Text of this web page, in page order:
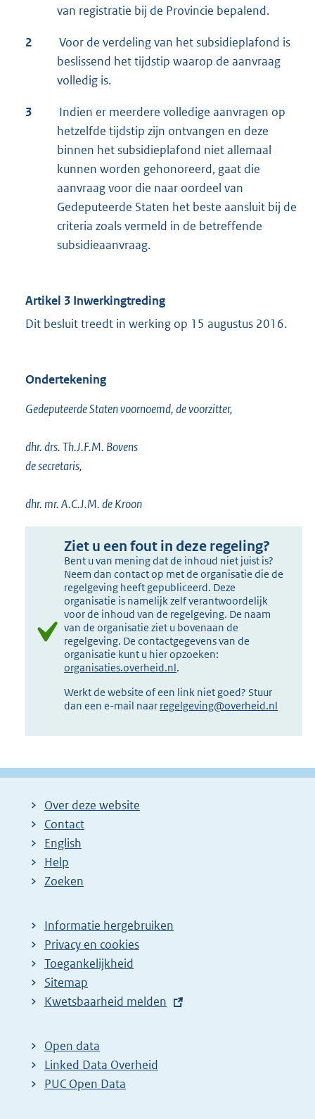
van registratie bij de Provincie bepalend.
2
Voor de verdeling van het subsidieplafond is
beslissend het tijdstip waarop de aanvraag
volledig is.
3
Indien er meerdere volledige aanvragen op
hetzelfde tijdstip zijn ontvangen en deze
binnen het subsidieplafond niet allemaal
kunnen worden gehonoreerd, gaat die
aanvraag voor die naar oordeel van
Gedeputeerde Staten het beste aansluit bij de
criteria zoals vermeld in de betreffende
subsidieaanvraag.
Artikel 3 Inwerkingtreding
Dit besluit treedt in werking op 15 augustus 2016.
Ondertekening
Gedeputeerde Staten voornoemd, de voorzitter,
dhr. drs. Th.J.F.M. Bovens
de secretaris,
dhr. mr. A.C.J.M. de Kroon
Ziet u een fout in deze regeling?
Bent u van mening dat de inhoud niet juist is?
Neem dan contact op met de organisatie die de
regelgeving heeft gepubliceerd. Deze
organisatie is namelijk zelf verantwoordelijk
voor de inhoud van de regelgeving. De naam
van de organisatie ziet u bovenaan de
regelgeving. De contactgegevens van de
organisatie kunt u hier opzoeken:
organisaties.overheid.nl.
Werkt de website of een link niet goed? Stuur
dan een e-mail naar regelgeving@overheid.nl
Over deze website
Contact
English
Help
Zoeken
Informatie hergebruiken
Privacy en cookies
Toegankelijkheid
Sitemap
E
t
e
r
Kwetsbaarheid melden
Open data
Linked Data Overheid
PUC Open Data